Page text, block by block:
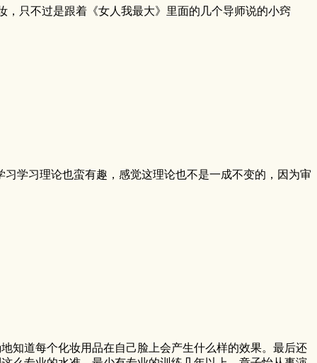
只不过是跟着《女人我最大》里面的几个导师说的小窍
学习理论也蛮有趣，感觉这理论也不是一成不变的，因为审
知道每个化妆用品在自己脸上会产生什么样的效果。最后还